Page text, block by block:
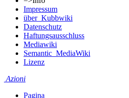
Impressum
über_Kubbwiki
Datenschutz
Haftungsausschluss
Mediawiki
Semantic_MediaWiki
Lizenz
Azioni
Pagina